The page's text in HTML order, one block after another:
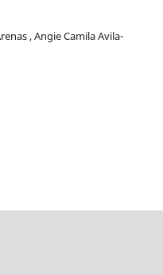
, Angie Camila Avila-